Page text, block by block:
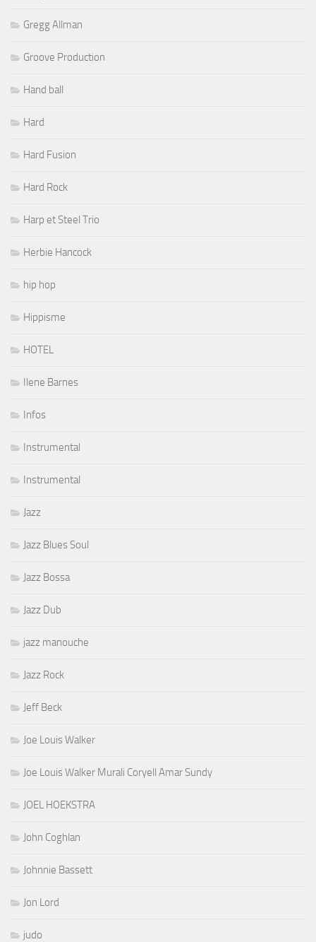
Gregg Allman
Groove Production
Hand ball
Hard
Hard Fusion
Hard Rock
Harp et Steel Trio
Herbie Hancock
hip hop
Hippisme
HOTEL
Ilene Barnes
Infos
Instrumental
Instrumental
Jazz
Jazz Blues Soul
Jazz Bossa
Jazz Dub
jazz manouche
Jazz Rock
Jeff Beck
Joe Louis Walker
Joe Louis Walker Murali Coryell Amar Sundy
JOEL HOEKSTRA
John Coghlan
Johnnie Bassett
Jon Lord
judo